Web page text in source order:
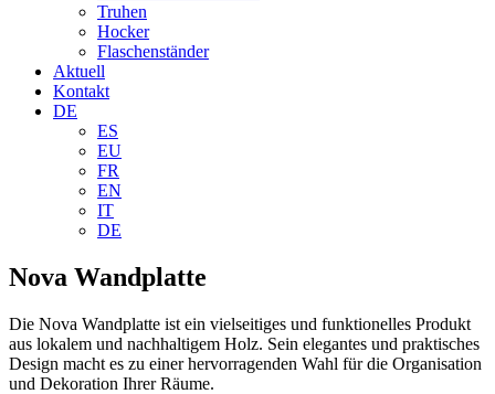
Truhen
Hocker
Flaschenständer
Aktuell
Kontakt
DE
ES
EU
FR
EN
IT
DE
Nova Wandplatte
Die Nova Wandplatte ist ein vielseitiges und funktionelles Produkt
aus lokalem und nachhaltigem Holz. Sein elegantes und praktisches
Design macht es zu einer hervorragenden Wahl für die Organisation
und Dekoration Ihrer Räume.